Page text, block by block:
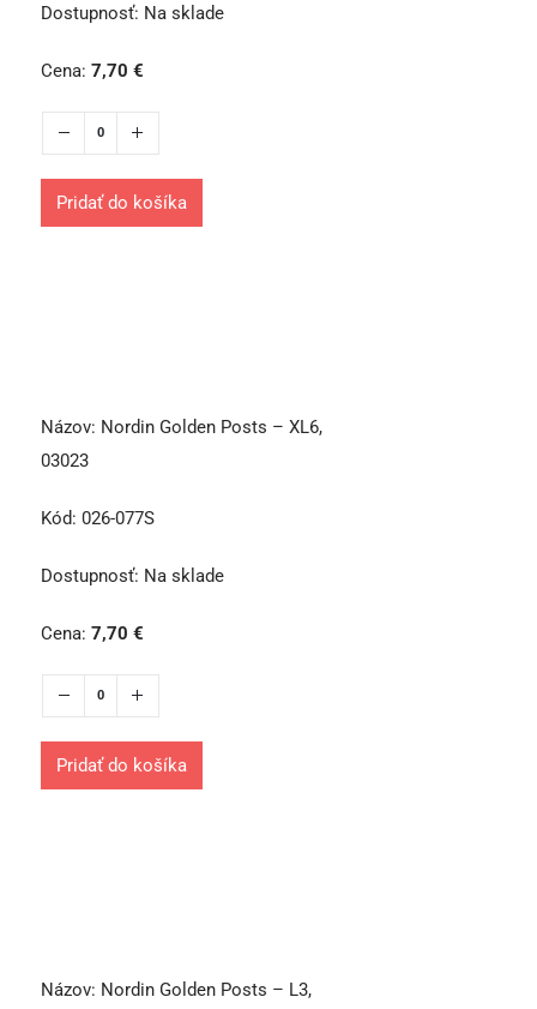
Dostupnosť: Na sklade
Cena: 7,70 €
Pridať do košíka
Názov: Nordin Golden Posts – XL6,
03023
Kód: 026-077S
Dostupnosť: Na sklade
Cena: 7,70 €
Pridať do košíka
Názov: Nordin Golden Posts – L3,